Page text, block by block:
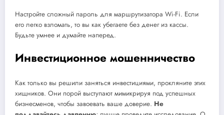
Настройте сложный пароль для маршрутизатора Wi-Fi. Если
его легко взломать, то вы как убегаете без денег из кассы.
Будьте умнее и думайте наперед.
Инвестиционное мошенничество
Как только вы решили заняться инвестициями, прокляните этих
хищников. Они порой выступают мимикрируя под успешных
бизнесменов, чтобы завоевать ваше доверие. Не